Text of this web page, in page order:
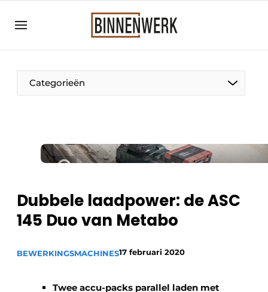
Aanmelden
Bedrijven
Binnenwerk | Hét magazine voor de
Direct contact
Meest gelezen
Nieuwsbrief
Privacy / Cookie statement
Categorieën
Dubbele laadpower: de ASC
145 Duo van Metabo
BEWERKINGSMACHINES17 februari 2020
Twee accu-packs parallel laden met